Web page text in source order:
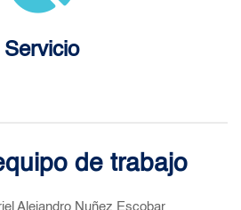
Servicio
de trabajo
Alejandro Nuñez Escobar